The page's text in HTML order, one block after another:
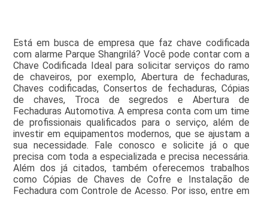
Está em busca de empresa que faz chave codificada
com alarme Parque Shangrilá? Você pode contar com a
Chave Codificada Ideal para solicitar serviços do ramo
de chaveiros, por exemplo, Abertura de fechaduras,
Chaves codificadas, Consertos de fechaduras, Cópias
de chaves, Troca de segredos e Abertura de
Fechaduras Automotiva. A empresa conta com um time
de profissionais qualificados para o serviço, além de
investir em equipamentos modernos, que se ajustam a
sua necessidade. Fale conosco e solicite já o que
precisa com toda a especializada e precisa necessária.
Além dos já citados, também oferecemos trabalhos
como Cópias de Chaves de Cofre e Instalação de
Fechadura com Controle de Acesso. Por isso, entre em